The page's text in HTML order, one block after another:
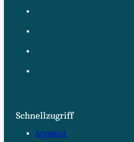
Schnellzugriff
Angebot